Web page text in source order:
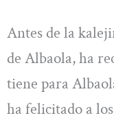
Antes de la
de Albaola, ha
tiene para
ha felicitado a